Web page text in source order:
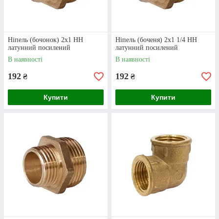
Ніпель (бочонок) 2х1 НН
латунний посилений
В наявності
192 ₴
Купити
Ніпель (боченя) 2х1 1/4 НН
латунний посилений
В наявності
192 ₴
Купити